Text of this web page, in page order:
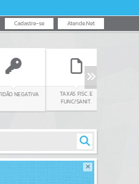
Atende.Net
Cadastre-se
NEGATIVA
TAXAS FISC. E
FUNC/SANIT.